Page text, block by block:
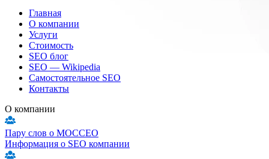
Главная
О компании
Услуги
Стоимость
SEO блог
SEO — Wikipedia
Самостоятельное SEO
Контакты
О компании
Пару слов о МОССЕО
Информация о SEO компании